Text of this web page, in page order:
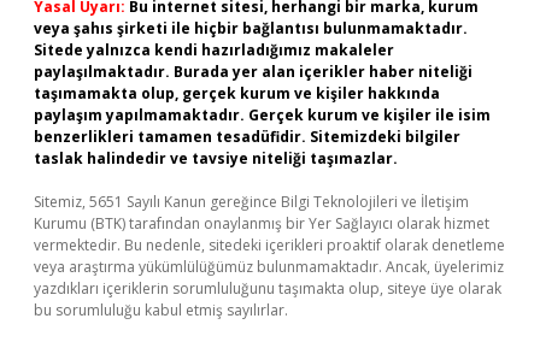
Yasal Uyarı: Bu internet sitesi, herhangi bir marka, kurum
veya şahıs şirketi ile hiçbir bağlantısı bulunmamaktadır.
Sitede yalnızca kendi hazırladığımız makaleler
paylaşılmaktadır. Burada yer alan içerikler haber niteliği
taşımamakta olup, gerçek kurum ve kişiler hakkında
paylaşım yapılmamaktadır. Gerçek kurum ve kişiler ile isim
benzerlikleri tamamen tesadüfidir. Sitemizdeki bilgiler
taslak halindedir ve tavsiye niteliği taşımazlar.
Sitemiz, 5651 Sayılı Kanun gereğince Bilgi Teknolojileri ve İletişim
Kurumu (BTK) tarafından onaylanmış bir Yer Sağlayıcı olarak hizmet
vermektedir. Bu nedenle, sitedeki içerikleri proaktif olarak denetleme
veya araştırma yükümlülüğümüz bulunmamaktadır. Ancak, üyelerimiz
yazdıkları içeriklerin sorumluluğunu taşımakta olup, siteye üye olarak
bu sorumluluğu kabul etmiş sayılırlar.